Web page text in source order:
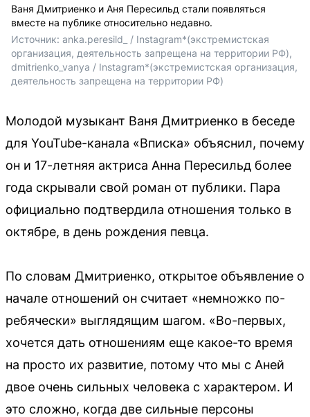
Ваня Дмитриенко и Аня Пересильд стали появляться
вместе на публике относительно недавно.
Источник: anka.peresild_ / Instagram*(экстремистская
организация, деятельность запрещена на территории РФ),
dmitrienko_vanya / Instagram*(экстремистская организация,
деятельность запрещена на территории РФ)
Молодой музыкант Ваня Дмитриенко в беседе
для YouTube-канала «Вписка» объяснил, почему
он и 17-летняя актриса Анна Пересильд более
года скрывали свой роман от публики. Пара
официально подтвердила отношения только в
октябре, в день рождения певца.
По словам Дмитриенко, открытое объявление о
начале отношений он считает «немножко по-
ребячески» выглядящим шагом. «Во-первых,
хочется дать отношениям еще какое-то время
на просто их развитие, потому что мы с Аней
двое очень сильных человека с характером. И
это сложно, когда две сильные персоны